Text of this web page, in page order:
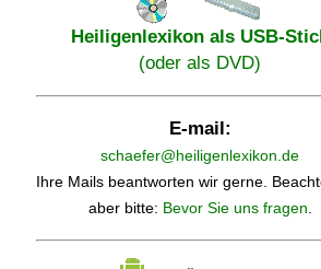
Heiligenlexikon als USB-
(oder als DVD)
E-mail:
schaefer@heiligenlexikon.de
Ihre Mails beantworten wir gerne.
aber bitte: Bevor Sie uns fragen.